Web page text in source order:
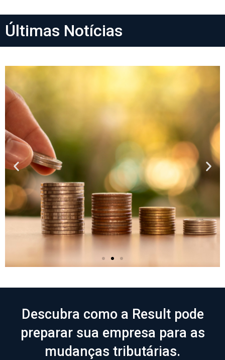
Últimas Notícias
Atualizações –
reforma tributária
Clique aqui
Descubra como a Result pode
preparar sua empresa para as
mudanças tributárias.